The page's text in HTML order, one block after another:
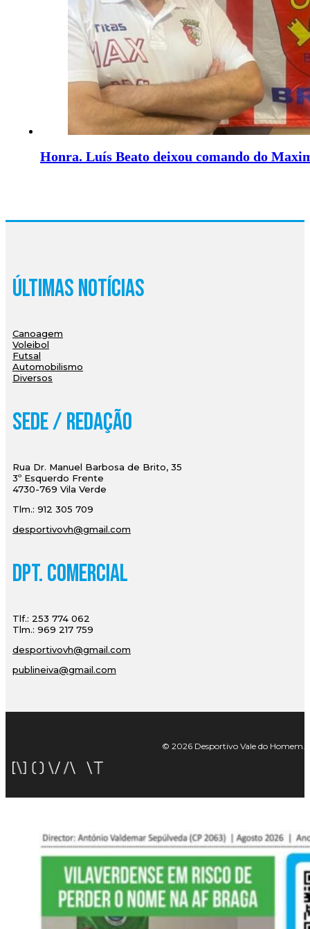
Honra. Luís Beato deixou comando do
Últimas Notícias
Canoagem
Voleibol
Futsal
Automobilismo
Diversos
Sede / Redação
Rua Dr. Manuel Barbosa de Brito, 35
3º Esquerdo Frente
4730-769 Vila Verde
Tlm.: 912 305 709
desportivovh@gmail.com
Dpt. Comercial
Tlf.: 253 774 062
Tlm.: 969 217 759
desportivovh@gmail.com
publineiva@gmail.com
© 2026 Desportivo Vale do Homem.